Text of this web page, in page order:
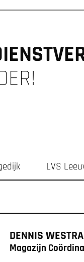
LVS
DENNIS WESTRA
Magazijn